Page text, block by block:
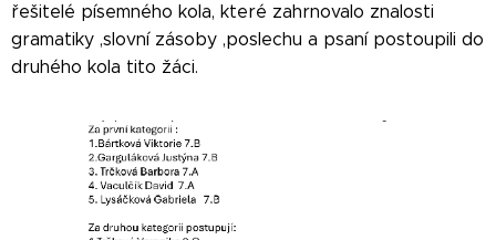
řešitelé písemného kola, které zahrnovalo znalosti
gramatiky ,slovní zásoby ,poslechu a psaní postoupili do
druhého kola tito žáci.